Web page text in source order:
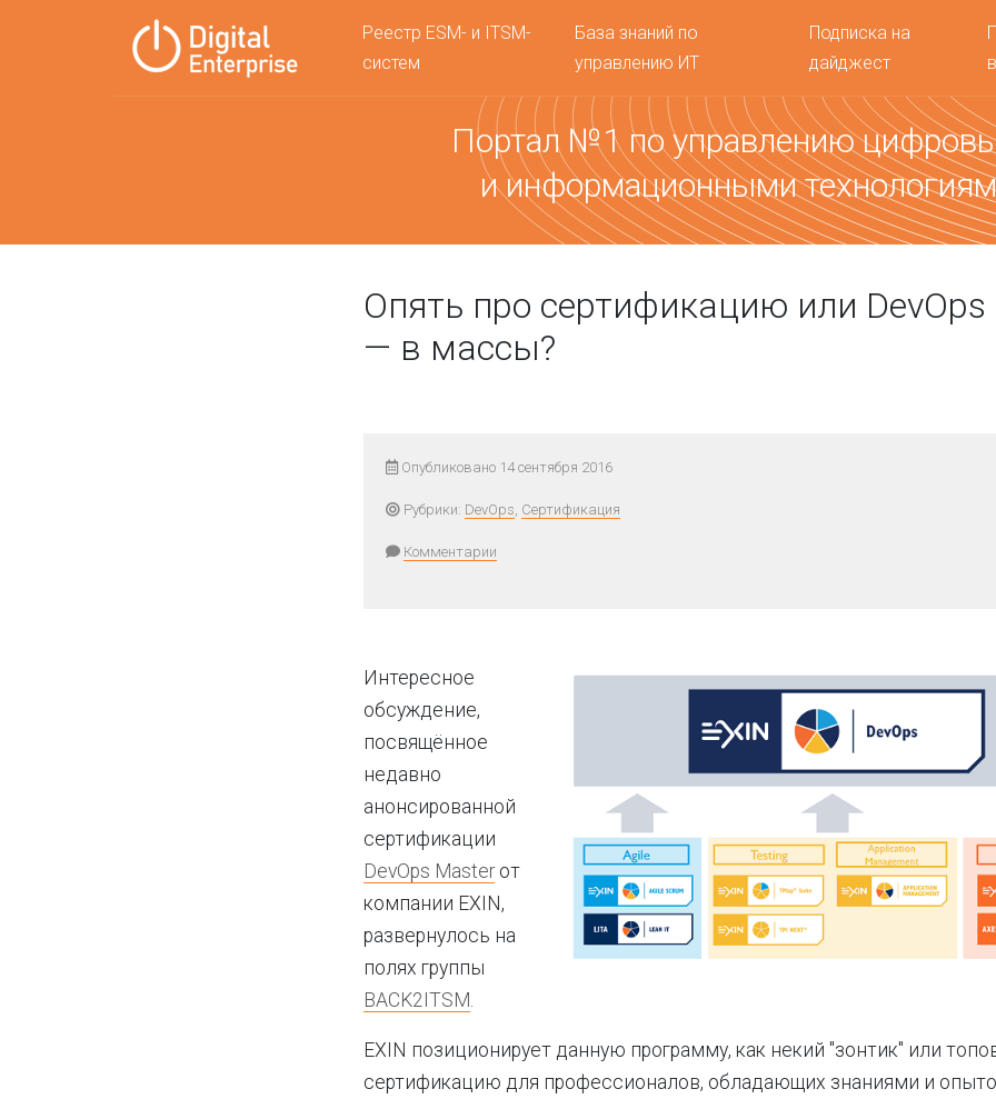
Реестр ESM- и ITSM-
систем
База знаний по
управлению ИТ
Подписка на
дайджест
Портал №1 по управлению
и информационными
Опять про сертификацию или
— в массы?
Опубликовано 14 сентября 2016
Рубрики: DevOps, Сертификация
Комментарии
Интересное
обсуждение,
посвящённое
недавно
анонсированной
сертификации
DevOps Masterот
компании EXIN,
развернулось на
полях группы
BACK2ITSM.
EXIN позиционирует данную программу, как некий "зонтик" или
сертификацию для профессионалов, обладающих знаниями и